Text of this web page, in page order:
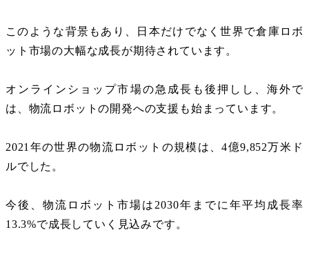
このような背景もあり、日本だけでなく世界で倉庫ロボ
ット市場の大幅な成長が期待されています。
オンラインショップ市場の急成長も後押しし、海外で
は、物流ロボットの開発への支援も始まっています。
2021 年の世界の物流ロボットの規模は、4億9,852万米ド
ルでした。
今後、物流ロボット市場は 2030年までに年平均成長率
13.3%で成長していく見込みです。